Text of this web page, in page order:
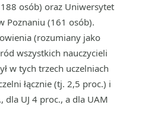
osób) oraz Uniwersytet
Poznaniu (161 osób).
(rozumiany jako
wszystkich nauczycieli
w tych trzech uczelniach
łącznie (tj. 2,5 proc.) i
dla UJ 4 proc., a dla UAM